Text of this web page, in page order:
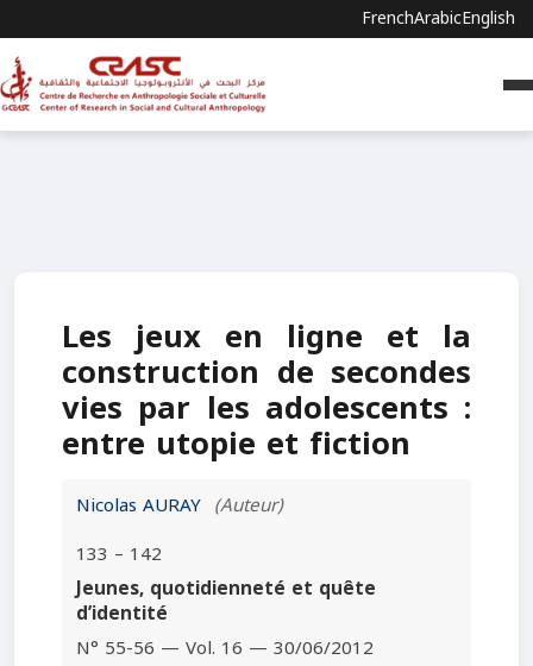
FrenchArabicEnglish
Les jeux en ligne et la
construction de secondes
vies par les adolescents :
entre utopie et fiction
Nicolas AURAY (Auteur)
133 – 142
Jeunes, quotidienneté et quête
d’identité
N° 55-56 — Vol. 16 — 30/06/2012